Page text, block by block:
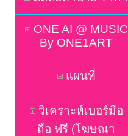
ONE AI @ MUSIC
By ONE1ART
แผนที่
วิเคราะห์เบอร์มือ
ถือ ฟรี (โฆษณา